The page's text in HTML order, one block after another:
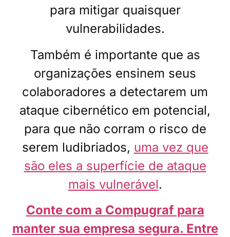
para mitigar quaisquer
vulnerabilidades.
Também é importante que as
organizações ensinem seus
colaboradores a detectarem um
ataque cibernético em potencial,
para que não corram o risco de
serem ludibriados, uma vez que
são eles a superfície de ataque
mais vulnerável.
Conte com a Compugraf para
manter sua empresa segura. Entre